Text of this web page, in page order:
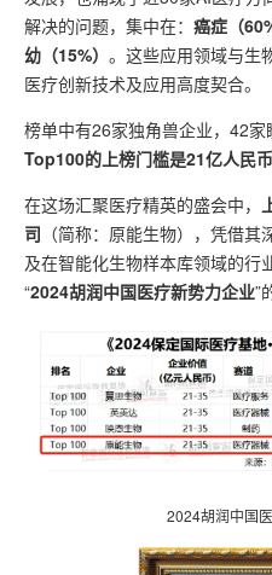
解决的问题，集中在： 癌症（
幼（15%） 。这些应用领域与生
医疗创新技术及应用高度契合。
榜单中有26家独角兽企业，42家
Top100的上榜门槛是21亿人民币
在这场汇聚医疗精英的盛会中，
司 （简称：原能生物），凭借
及在智能化生物样本库领域的行
“2024胡润中国医疗新势力企业”
2024胡润中国